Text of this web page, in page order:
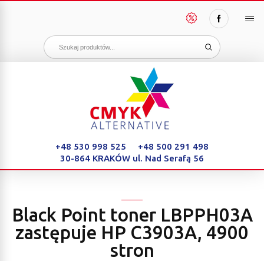
PAKIETY
OSZCZĘDNOŚCI
+48 530 998 525
+48 500 291 498
30-864 KRAKÓW ul. Nad Serafą 56
Black Point toner LBPPH03A
zastępuje HP C3903A, 4900
stron